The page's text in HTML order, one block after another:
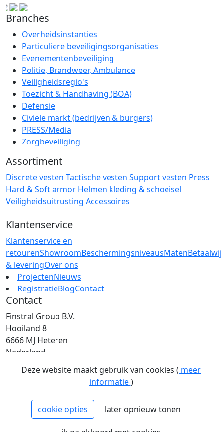
Branches
Overheidsinstanties
Particuliere beveiligingsorganisaties
Evenementenbeveiliging
Politie, Brandweer, Ambulance
Veiligheidsregio's
Toezicht & Handhaving (BOA)
Defensie
Civiele markt (bedrijven & burgers)
PRESS/Media
Zorgbeveiliging
Assortiment
Discrete vesten Tactische vesten Support vesten Press
Hard & Soft armor Helmen kleding & schoeisel
Veiligheidsuitrusting Accessoires
Klantenservice
Klantenservice en
retourenShowroomBeschermingsniveausMaten
& leveringOver ons
ProjectenNieuws
RegistratieBlogContact
Contact
Finstral Group B.V.
Hooiland 8
6666 MJ Heteren
Nederland
E: info@finstral.nl
BTW: NL813263025B01
EORI: NL813263025
NCAGE: H2NM0
Deze website maakt gebruik van cookies ( meer
informatie)
cookie opties later opnieuw tonen